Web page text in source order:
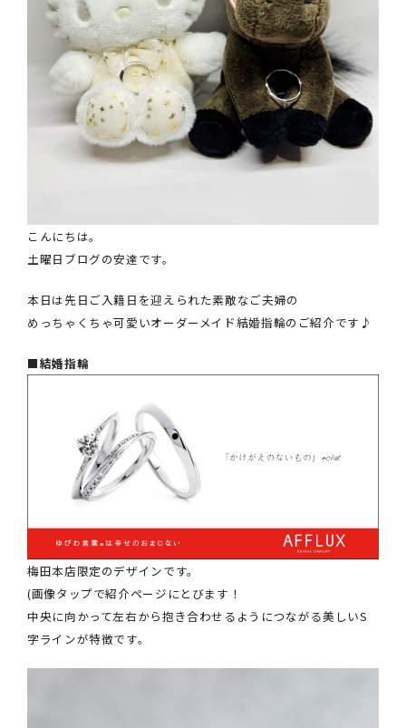
06-7777-7370
受付時間 11:00〜19:00/火曜日定休
よくあるご質問 |会社概要|採用情報
お問い合わせ| プライバシーポリシー
こんにちは。
土曜日ブログの安達です。
本日は先日ご入籍日を迎えられた素敵なご夫婦の
めっちゃくちゃ可愛いオーダーメイド結婚指輪のご紹介です♪
■結婚指輪
梅田本店限定のデザインです。
(画像タップで紹介ページにとびます！
中央に向かって左右から抱き合わせるようにつながる美しいS
字ラインが特徴です。